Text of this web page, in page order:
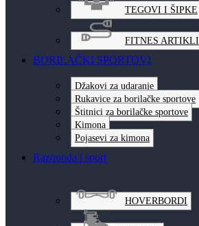
TEGOVI I ŠIPKE
FITNES ARTIKLI
BORILAČKI SPORTOVI
Džakovi za udaranje
Rukavice za borilačke sportove
Štitnici za borilačke sportove
Kimona
Pojasevi za kimona
Razonoda i sport
HOVERBORDI